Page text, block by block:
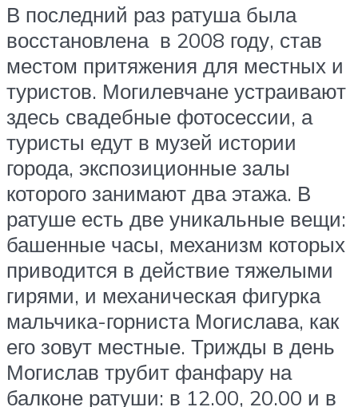
В последний раз ратуша была
восстановлена в 2008 году, став
местом притяжения для местных и
туристов. Могилевчане устраивают
здесь свадебные фотосессии, а
туристы едут в музей истории
города, экспозиционные залы
которого занимают два этажа. В
ратуше есть две уникальные вещи:
башенные часы, механизм которых
приводится в действие тяжелыми
гирями, и механическая фигурка
мальчика-горниста Могислава, как
его зовут местные. Трижды в день
Могислав трубит фанфару на
балконе ратуши: в 12.00, 20.00 и в